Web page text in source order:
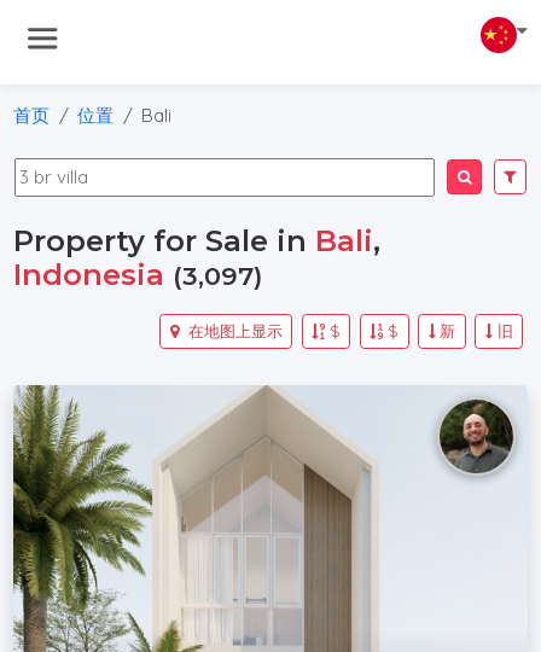
首页 位置 Bali
Property for Sale in Bali,
Indonesia (3,097)
旧
新
$
$
在地图上显示